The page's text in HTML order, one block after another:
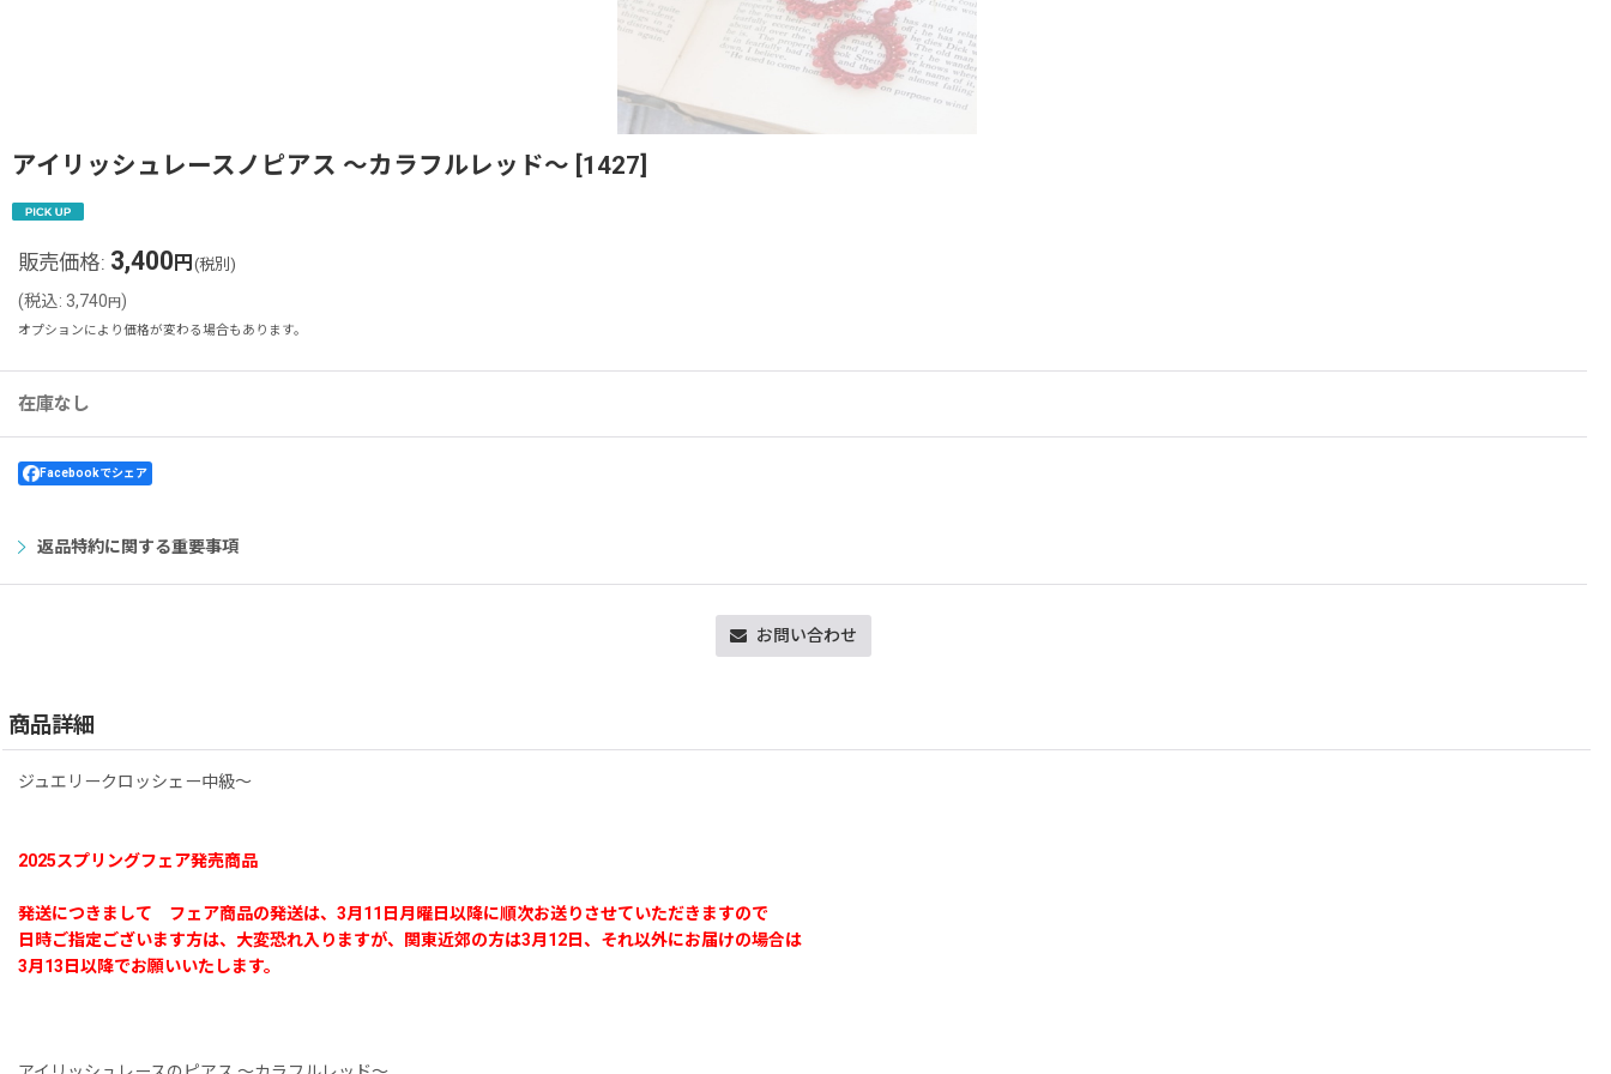
アイリッシュレースノピアス 〜カラフルレッド〜 [1427]
販売価格: 3,400 円 (税別)
(税込: 3,740円)
オプションにより価格が変わる場合もあります。
在庫なし
Facebookでシェア
返品特約に関する重要事項
お問い合わせ
商品詳細
ジュエリークロッシェー中級〜
2025スプリングフェア発売商品
発送につきまして フェア商品の発送は、3月11日月曜日以降に順次お送りさせていただきますので
日時ご指定ございます方は、大変恐れ入りますが、関東近郊の方は3月12日、それ以外にお届けの場合は
3月13日以降でお願いいたします。